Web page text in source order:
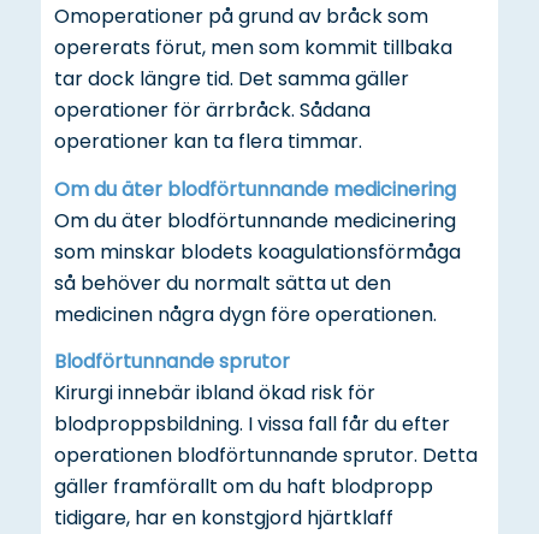
Omoperationer på grund av bråck som
opererats förut, men som kommit tillbaka
tar dock längre tid. Det samma gäller
operationer för ärrbråck. Sådana
operationer kan ta flera timmar.
Om du äter blodförtunnande medicinering
Om du äter blodförtunnande medicinering
som minskar blodets koagulationsförmåga
så behöver du normalt sätta ut den
medicinen några dygn före operationen.
Blodförtunnande sprutor
Kirurgi innebär ibland ökad risk för
blodproppsbildning. I vissa fall får du efter
operationen blodförtunnande sprutor. Detta
gäller framförallt om du haft blodpropp
tidigare, har en konstgjord hjärtklaff